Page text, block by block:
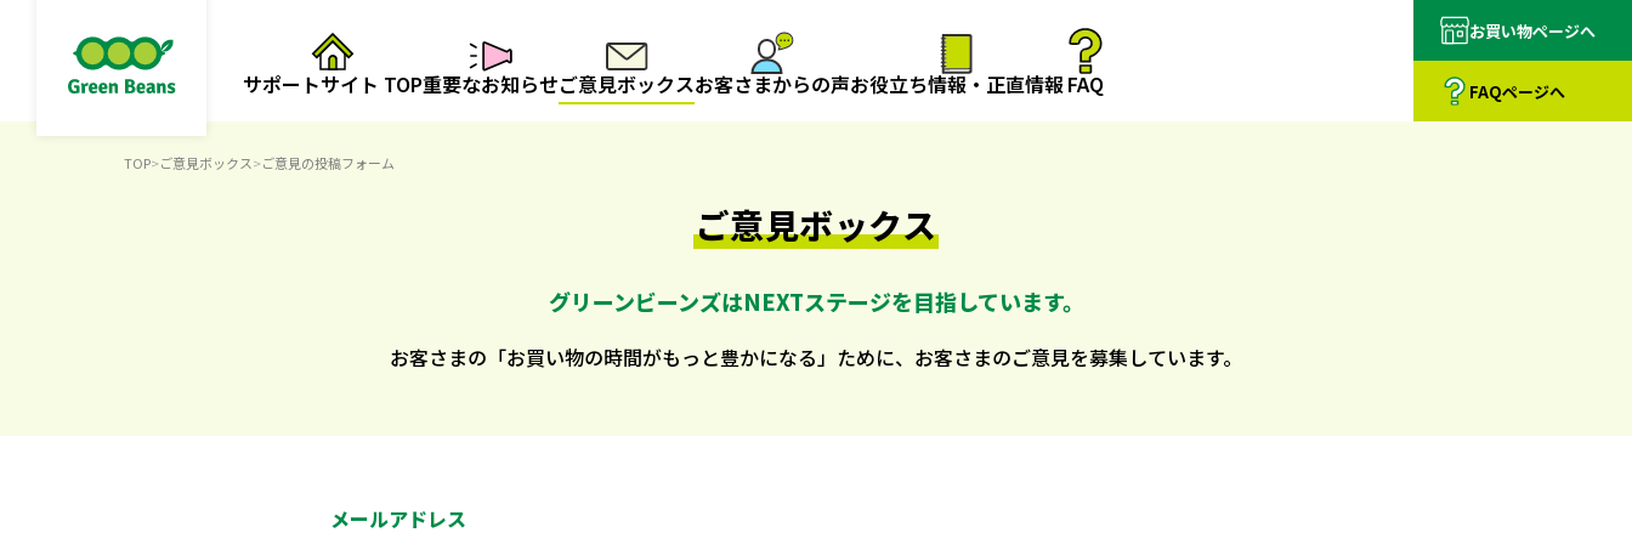
サポートサイト TOP重要なお知らせご意見ボックスお客さまからの声お役立ち情報・正直情報FAQ
お買い物ページへ
FAQページへ
TOP>ご意見ボックス>ご意見の投稿フォーム
ご意見ボックス
グリーンビーンズはNEXTステージを目指しています。
お客さまの「お買い物の時間がもっと豊かになる」ために、お客さまのご意見を募集しています。
メールアドレス